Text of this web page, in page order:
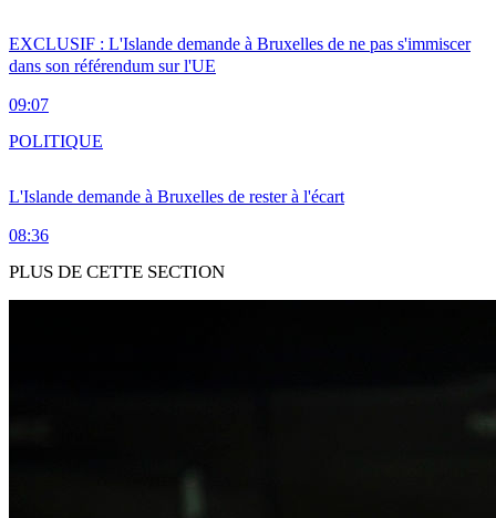
EXCLUSIF : L'Islande demande à Bruxelles de ne pas s'immiscer
dans son référendum sur l'UE
09:07
L'Islande demande à Bruxelles de rester à l'écart
08:36
POLITIQUE
PLUS DE CETTE SECTION